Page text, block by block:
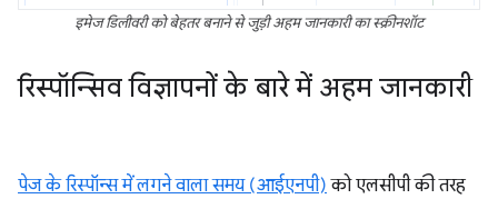
इमेज डिलीवरी को बेहतर बनाने से जुड़ी अहम जानकारी का स्क्रीनशॉट
रिस्पॉन्सिव विज्ञापनों के बारे में अहम जानकारी
पेज के रिस्पॉन्स में लगने वाला समय (आईएनपी) को एलसीपी की तरह